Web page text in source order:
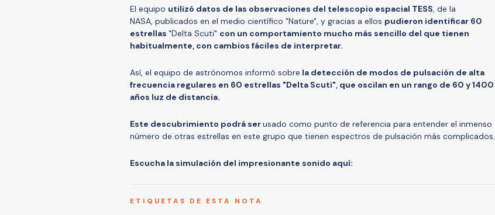
El equipo utilizó datos de las observaciones del telescopio espacial TESS, de la
NASA, publicados en el medio científico "Nature", y gracias a ellos pudieron identificar 60
estrellas "Delta Scuti" con un comportamiento mucho más sencillo del que tienen
habitualmente, con cambios fáciles de interpretar.
Así, el equipo de astrónomos informó sobre la detección de modos de pulsación de alta
frecuencia regulares en 60 estrellas "Delta Scuti", que oscilan en un rango de 60 y 1400
años luz de distancia.
Este descubrimiento podrá serusado como punto de referencia para entender el inmenso
número de otras estrellas en este grupo que tienen espectros de pulsación más complicados.
Escucha la simulación del impresionante sonido aquí:
ETIQUETAS DE ESTA NOTA